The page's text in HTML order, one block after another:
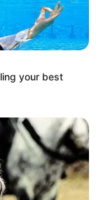
your best